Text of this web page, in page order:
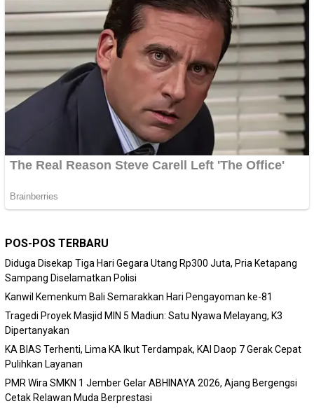
POS-POS TERBARU
Diduga Disekap Tiga Hari Gegara Utang Rp300 Juta, Pria Ketapang
Sampang Diselamatkan Polisi
Kanwil Kemenkum Bali Semarakkan Hari Pengayoman ke-81
Tragedi Proyek Masjid MIN 5 Madiun: Satu Nyawa Melayang, K3
Dipertanyakan
KA BIAS Terhenti, Lima KA Ikut Terdampak, KAI Daop 7 Gerak Cepat
Pulihkan Layanan
PMR Wira SMKN 1 Jember Gelar ABHINAYA 2026, Ajang Bergengsi
Cetak Relawan Muda Berprestasi